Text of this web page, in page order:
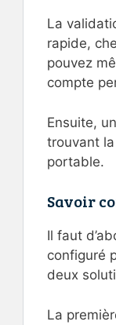
La
rapide,
pouvez
compte
Ensuite,
trouvant
portable.
Savoir
Il faut
configuré
deux
La